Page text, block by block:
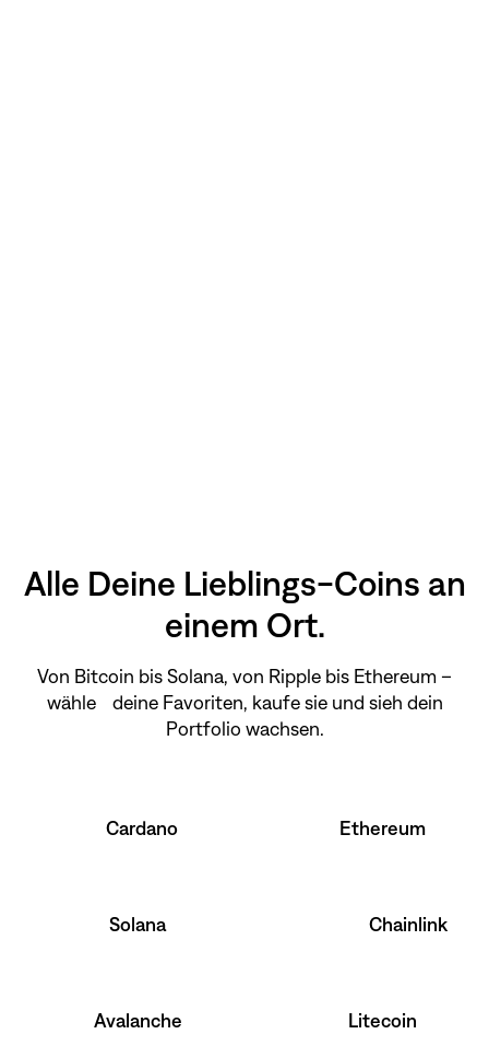
Alle Deine Lieblings-Coins an
einem Ort.
Von Bitcoin bis Solana, von Ripple bis Ethereum –
wähle deine Favoriten, kaufe sie und sieh dein
Portfolio wachsen.
Cardano Ethereum
Solana Chainlink
Avalanche Litecoin